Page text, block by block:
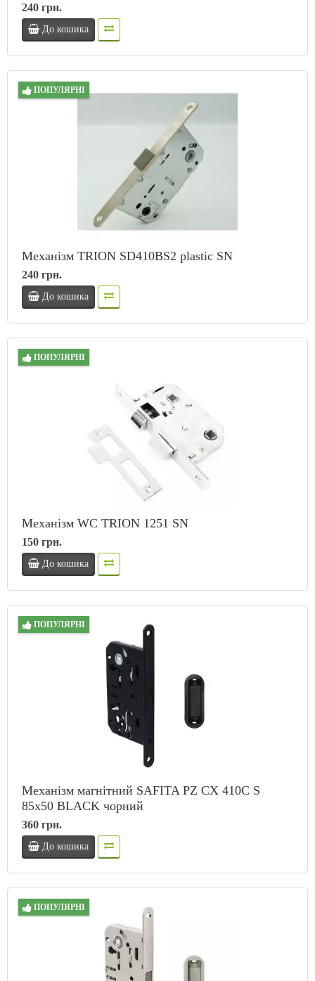
240 грн.
До кошика
ПОПУЛЯРНІ
Механізм TRION SD410BS2 plastic SN
240 грн.
До кошика
ПОПУЛЯРНІ
Механізм WC TRION 1251 SN
150 грн.
До кошика
ПОПУЛЯРНІ
Механізм магнітний SAFITA PZ CX 410C S
85x50 BLACK чорний
360 грн.
До кошика
ПОПУЛЯРНІ